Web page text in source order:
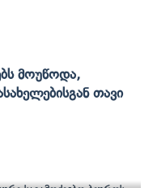
Მოუწოდა,
Თავი